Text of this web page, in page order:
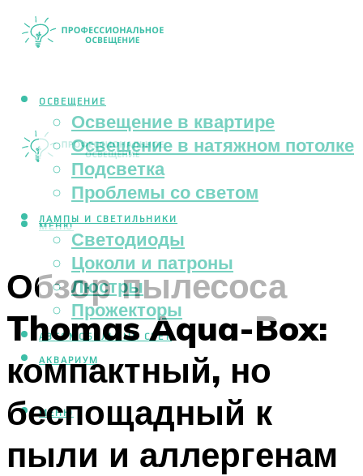
ОСВЕЩЕНИЕ
Освещение в квартире
Освещение в натяжном потолке
Подсветка
Проблемы со светом
ЛАМПЫ И СВЕТИЛЬНИКИ
Светодиоды
Цоколи и патроны
Люстры
Прожекторы
АВТОМОБИЛЬНЫЙ СВЕТ
АКВАРИУМ
МЕНЮ
МЕНЮ
Обзор пылесоса
Thomas Aqua-Box:
компактный, но
беспощадный к
пыли и аллергенам